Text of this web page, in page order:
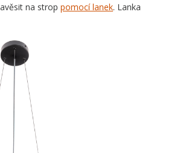
na strop pomocí lanek. Lanka